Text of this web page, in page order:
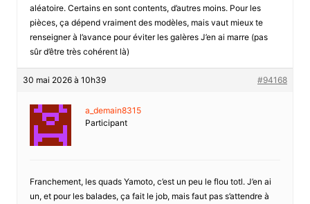
aléatoire. Certains en sont contents, d’autres moins. Pour les
pièces, ça dépend vraiment des modèles, mais vaut mieux te
renseigner à l’avance pour éviter les galères J’en ai marre (pas
sûr d’être très cohérent là)
30 mai 2026 à 10h39 #94168
a_demain8315
Participant
Franchement, les quads Yamoto, c’est un peu le flou totl. J’en ai
un, et pour les balades, ça fait le job, mais faut pas s’attendre à